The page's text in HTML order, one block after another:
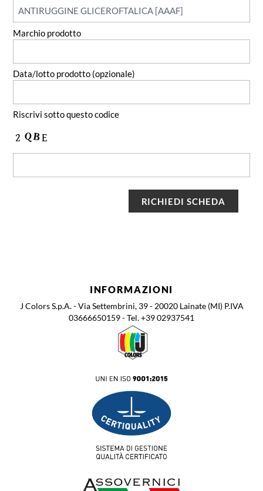
Marchio prodotto
Data/lotto prodotto (opzionale)
Riscrivi sotto questo codice
INFORMAZIONI
J Colors S.p.A. - Via Settembrini, 39 - 20020 Lainate (MI) P.IVA
03666650159 - Tel. +39 02937541